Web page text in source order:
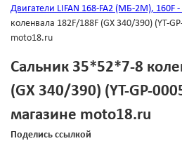
Двигатели LIFAN 168-FA2 (МБ-2М), 160F -
коленвала 182F/188F (GX 340/390) (YT-
moto18.ru
Сальник 35*52*7-8
(GX 340/390) (YT-GP-
магазине moto18.ru
Поделись ссылкой